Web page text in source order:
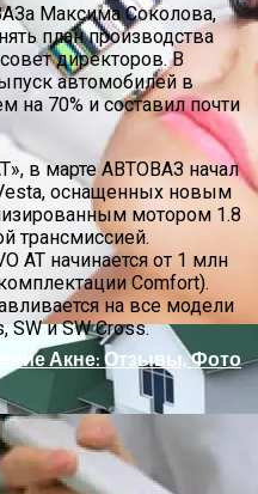
Современных
Акне: Отзывы, Фото
Максима Соколова,
план производства
директоров. В
автомобилей в
на 70% и составил почти
в марте АВТОВАЗ начал
оснащенных новым
мотором 1.8
трансмиссией.
АТ начинается от 1 млн
Comfort).
на все модели
SW и SW Cross.